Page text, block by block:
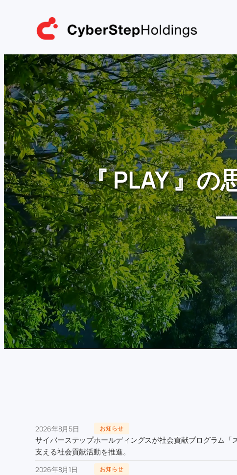
ス
キ
ッ
プ
『 PLAY 』の
―
2026年8月5日 お知らせ
サイバーステップホールディングスが社会貢献プログラム
支える社会貢献活動を推進。
2026年8月1日 お知らせ